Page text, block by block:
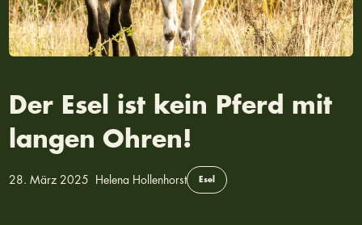
Der Esel ist kein Pferd mit
langen Ohren!
28. März 2025 Helena Hollenhorst Esel